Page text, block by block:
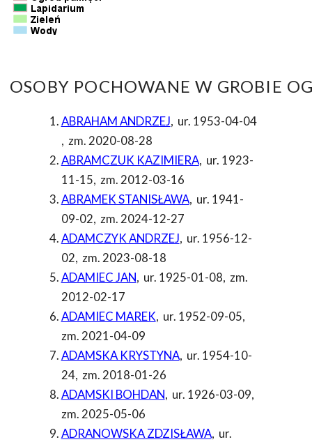
OSOBY POCHOWANE W GROBIE
ABRAHAM ANDRZEJ, ur. 1953-04-04
, zm. 2020-08-28
ABRAMCZUK KAZIMIERA, ur. 1923-
11-15, zm. 2012-03-16
ABRAMEK STANISŁAWA, ur. 1941-
09-02, zm. 2024-12-27
ADAMCZYK ANDRZEJ, ur. 1956-12-
02, zm. 2023-08-18
ADAMIEC JAN, ur. 1925-01-08, zm.
2012-02-17
ADAMIEC MAREK, ur. 1952-09-05,
zm. 2021-04-09
ADAMSKA KRYSTYNA, ur. 1954-10-
24, zm. 2018-01-26
ADAMSKI BOHDAN, ur. 1926-03-09,
zm. 2025-05-06
ADRANOWSKA ZDZISŁAWA, ur.